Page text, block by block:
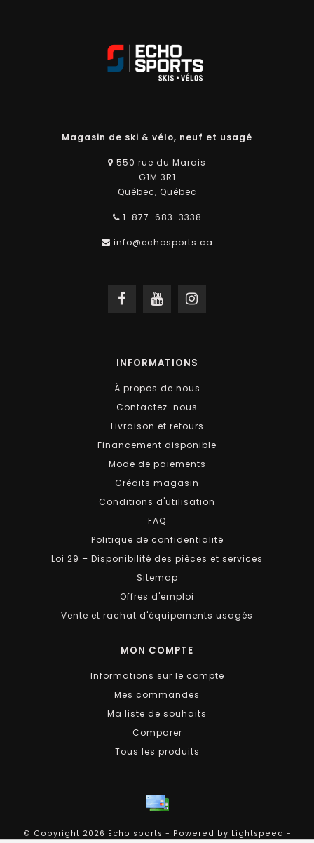
Magasin de ski & vélo, neuf et usagé
550 rue du Marais
G1M 3R1
Québec, Québec
1-877-683-3338
info@echosports.ca
INFORMATIONS
À propos de nous
Contactez-nous
Livraison et retours
Financement disponible
Mode de paiements
Crédits magasin
Conditions d'utilisation
FAQ
Politique de confidentialité
Loi 29 – Disponibilité des pièces et services
Sitemap
Offres d'emploi
Vente et rachat d'équipements usagés
MON COMPTE
Informations sur le compte
Mes commandes
Ma liste de souhaits
Comparer
Tous les produits
© Copyright 2026 Echo sports - Powered by Lightspeed -